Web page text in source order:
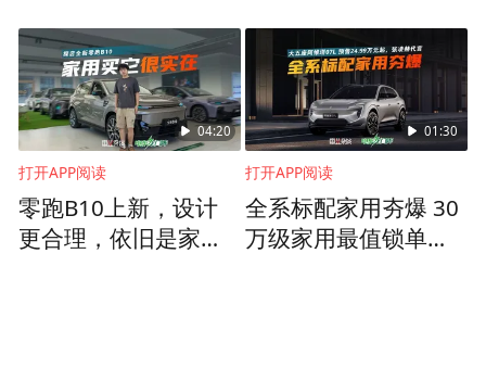
A 9X
04:20
打开APP阅读
零跑B10上新，设计
更合理，依旧是家用
01:30
打开APP阅读
全系标配家用夯爆 30
万级家用最值锁单—